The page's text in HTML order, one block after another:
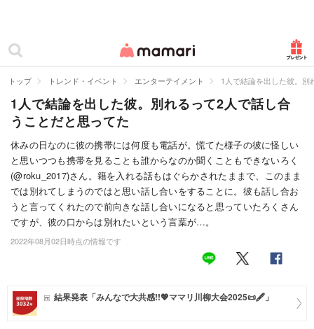
ママリ
カテゴリー一覧
妊娠
出産
赤ちゃん・育児
子育て・家族
病院
美容・ファッション
住まい
トップ トレンド・イベント エンターテイメント 1人で結論を出した彼。
1人で結論を出した彼。別れるって2人で話し合
うことだと思ってた
休みの日なのに彼の携帯には何度も電話が。慌てた様子の彼に怪しい
と思いつつも携帯を見ることも誰からなのか聞くこともできないろく
(@roku_2017)さん。籍を入れる話もはぐらかされたままで、このまま
では別れてしまうのではと思い話し合いをすることに。彼も話し合お
うと言ってくれたので前向きな話し合いになると思っていたろくさん
ですが、彼の口からは別れたいという言葉が…。
2022年08月02日時点の情報です
結果発表「みんなで大共感!!💖ママリ川柳大会2025📜🖋️」